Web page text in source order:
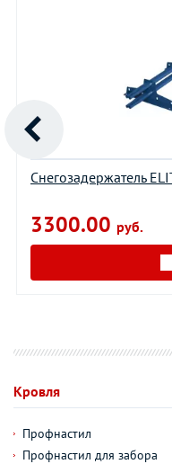
Снегозадержатель
3300.00 руб.
Кровля
Профнастил
Профнастил для забора